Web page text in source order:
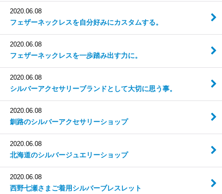
2020.06.08
フェザーネックレスを自分好みにカスタムする。
2020.06.08
フェザーネックレスを一歩踏み出す力に。
2020.06.08
シルバーアクセサリーブランドとして大切に思う事。
2020.06.08
釧路のシルバーアクセサリーショップ
2020.06.08
北海道のシルバージュエリーショップ
2020.06.08
西野七瀬さまご着用シルバーブレスレット